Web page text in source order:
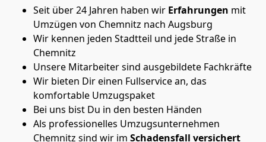
Seit über 24 Jahren haben wir Erfahrungen mit
Umzügen von Chemnitz nach Augsburg
Wir kennen jeden Stadtteil und jede Straße in
Chemnitz
Unsere Mitarbeiter sind ausgebildete Fachkräfte
Wir bieten Dir einen Fullservice an, das
komfortable Umzugspaket
Bei uns bist Du in den besten Händen
Als professionelles Umzugsunternehmen
Chemnitz sind wir im Schadensfall versichert